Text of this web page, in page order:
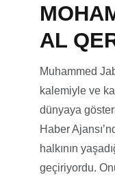
AL
Muhammed
kalemiyle ve
dünyaya
Haber
halkının
geçiriyordu.